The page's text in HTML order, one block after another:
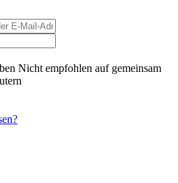
Nicht empfohlen auf gemeinsam